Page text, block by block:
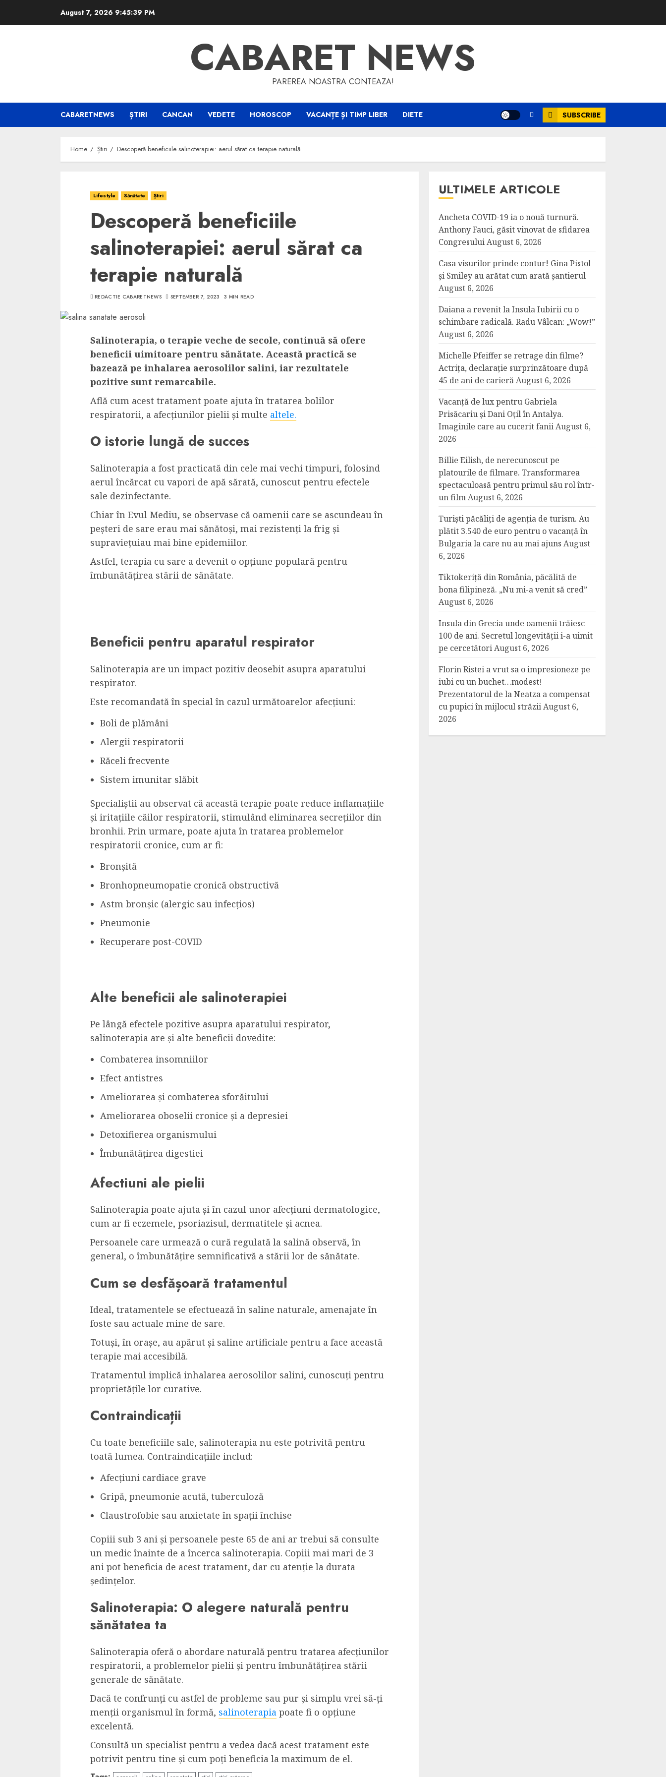
August 7, 2026 9:45:40 PM
CABARET NEWS
PAREREA NOASTRA CONTEAZA!
CABARETNEWS ȘTIRI CANCAN VEDETE HOROSCOP VACANȚE ȘI TIMP LIBER DIETE SUBSCRIBE
Home Știri Descoperă beneficiile salinoterapiei: aerul sărat ca terapie naturală
Lifestyle Sănătate Știri
Descoperă beneficiile
salinoterapiei: aerul sărat ca
terapie naturală
REDACTIE CABARETNEWS SEPTEMBER 7, 2023 3 MIN READ
Salinoterapia, o terapie veche de secole, continuă să ofere
beneficii uimitoare pentru sănătate. Această practică se
bazează pe inhalarea aerosolilor salini, iar rezultatele
pozitive sunt remarcabile.
Află cum acest tratament poate ajuta în tratarea bolilor
respiratorii, a afecțiunilor pielii și multe altele.
O istorie lungă de succes
Salinoterapia a fost practicată din cele mai vechi timpuri, folosind
aerul încărcat cu vapori de apă sărată, cunoscut pentru efectele
sale dezinfectante.
Chiar în Evul Mediu, se observase că oamenii care se ascundeau în
peșteri de sare erau mai sănătoși, mai rezistenți la frig și
supraviețuiau mai bine epidemiilor.
Astfel, terapia cu sare a devenit o opțiune populară pentru
îmbunătățirea stării de sănătate.
Beneficii pentru aparatul respirator
Salinoterapia are un impact pozitiv deosebit asupra aparatului
respirator.
Este recomandată în special în cazul următoarelor afecțiuni:
Boli de plămâni
Alergii respiratorii
Răceli frecvente
Sistem imunitar slăbit
Specialiștii au observat că această terapie poate reduce inflamațiile
și iritațiile căilor respiratorii, stimulând eliminarea secrețiilor din
bronhii. Prin urmare, poate ajuta în tratarea problemelor
respiratorii cronice, cum ar fi:
Bronșită
Bronhopneumopatie cronică obstructivă
Astm bronșic (alergic sau infecțios)
Pneumonie
Recuperare post-COVID
Alte beneficii ale salinoterapiei
Pe lângă efectele pozitive asupra aparatului respirator,
salinoterapia are și alte beneficii dovedite:
Combaterea insomniilor
Efect antistres
Ameliorarea și combaterea sforăitului
Ameliorarea oboselii cronice și a depresiei
Detoxifierea organismului
Îmbunătățirea digestiei
Afectiuni ale pielii
Salinoterapia poate ajuta și în cazul unor afecțiuni dermatologice,
cum ar fi eczemele, psoriazisul, dermatitele și acnea.
Persoanele care urmează o cură regulată la salină observă, în
general, o îmbunătățire semnificativă a stării lor de sănătate.
Cum se desfășoară tratamentul
Ideal, tratamentele se efectuează în saline naturale, amenajate în
foste sau actuale mine de sare.
Totuși, în orașe, au apărut și saline artificiale pentru a face această
terapie mai accesibilă.
Tratamentul implică inhalarea aerosolilor salini, cunoscuți pentru
proprietățile lor curative.
Contraindicații
Cu toate beneficiile sale, salinoterapia nu este potrivită pentru
toată lumea. Contraindicațiile includ:
Afecțiuni cardiace grave
Gripă, pneumonie acută, tuberculoză
Claustrofobie sau anxietate în spații închise
Copiii sub 3 ani și persoanele peste 65 de ani ar trebui să consulte
un medic înainte de a încerca salinoterapia. Copiii mai mari de 3
ani pot beneficia de acest tratament, dar cu atenție la durata
ședințelor.
Salinoterapia: O alegere naturală pentru
sănătatea ta
Salinoterapia oferă o abordare naturală pentru tratarea afecțiunilor
respiratorii, a problemelor pielii și pentru îmbunătățirea stării
generale de sănătate.
Dacă te confrunți cu astfel de probleme sau pur și simplu vrei să-ți
menții organismul în formă, salinoterapia poate fi o opțiune
excelentă.
Consultă un specialist pentru a vedea dacă acest tratament este
potrivit pentru tine și cum poți beneficia la maximum de el.
ULTIMELE ARTICOLE
Ancheta COVID-19 ia o nouă turnură.
Anthony Fauci, găsit vinovat de sfidarea
CongresuluiAugust 6, 2026
Casa visurilor prinde contur! Gina Pistol
și Smiley au arătat cum arată șantierul
August 6, 2026
Daiana a revenit la Insula Iubirii cu o
schimbare radicală. Radu Vâlcan: „Wow!”
August 6, 2026
Michelle Pfeiffer se retrage din filme?
Actrița, declarație surprinzătoare după
45 de ani de carierăAugust 6, 2026
Vacanță de lux pentru Gabriela
Prisăcariu și Dani Oțil în Antalya.
Imaginile care au cucerit faniiAugust 6,
2026
Billie Eilish, de nerecunoscut pe
platourile de filmare. Transformarea
spectaculoasă pentru primul său rol într-
un filmAugust 6, 2026
Turiști păcăliți de agenția de turism. Au
plătit 3.540 de euro pentru o vacanță în
Bulgaria la care nu au mai ajuns August
6, 2026
Tiktokeriță din România, păcălită de
bona filipineză. „Nu mi-a venit să cred”
August 6, 2026
Insula din Grecia unde oamenii trăiesc
100 de ani. Secretul longevității i-a uimit
pe cercetătoriAugust 6, 2026
Florin Ristei a vrut sa o impresioneze pe
iubi cu un buchet…modest!
Prezentatorul de la Neatza a compensat
cu pupici în mijlocul străziiAugust 6,
2026